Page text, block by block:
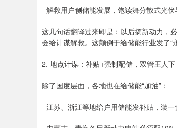
- 解救用户侧储能发展，饱读舞分散式光伏
这几句话翻译过来即是：以后搞新动力，
会给计谋解救。这颠倒于给储能行业发了“
2. 地点计谋：补贴+强制配储，双管王人下
除了国度层面，各地也在给储能“加油”：
- 江苏、浙江等地给户用储能发补贴，装一